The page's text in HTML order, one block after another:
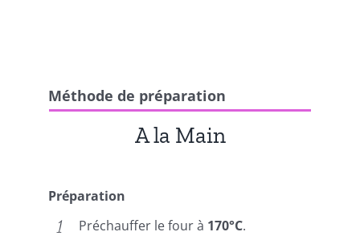
Méthode de préparation
A la Main
Préparation
Préchauffer le four à 170°C.